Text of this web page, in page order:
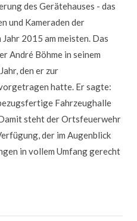
Asphalt oder ein
Kreisfahrten - Die
haben aber auch etwas
diese Situationen zu
das Lugaus Gemeinde- und
gemeinsam mit seinem
weiteren Kameradinnen
im April
des Gerätehauses - das
und Kameraden der
2015 am meisten. Das
André Böhme in seinem
den er zur
hatte. Er sagte:
Fahrzeughalle
steht der Ortsfeuerwehr
der im Augenblick
in vollem Umfang gerecht